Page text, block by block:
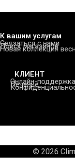
К вашим услугам
Связаться с нами
Поиск магазинов
Новая коллекция
КЛИЕНТ
Онлайн-поддержка
Печенье
© 2026